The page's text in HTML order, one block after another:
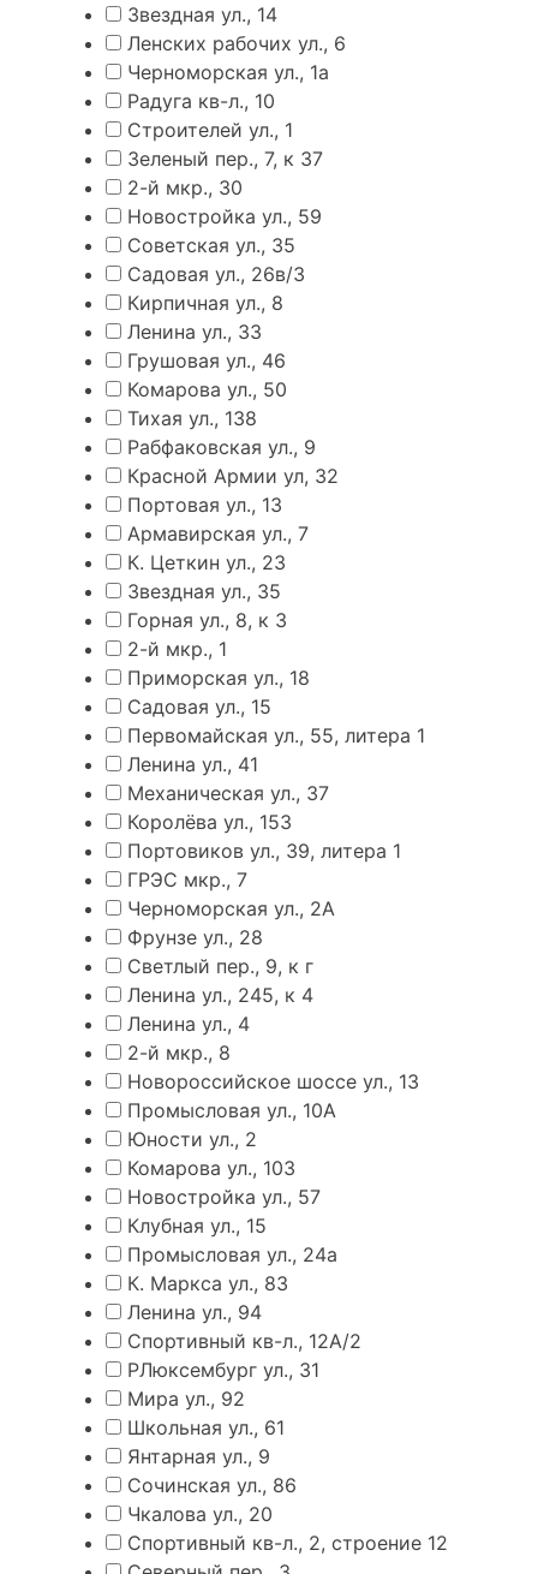
Звездная ул., 14
Ленских рабочих ул., 6
Черноморская ул., 1а
Радуга кв-л., 10
Строителей ул., 1
Зеленый пер., 7, к 37
2-й мкр., 30
Новостройка ул., 59
Советская ул., 35
Садовая ул., 26в/3
Кирпичная ул., 8
Ленина ул., 33
Грушовая ул., 46
Комарова ул., 50
Тихая ул., 138
Рабфаковская ул., 9
Красной Армии ул, 32
Портовая ул., 13
Армавирская ул., 7
К. Цеткин ул., 23
Звездная ул., 35
Горная ул., 8, к 3
2-й мкр., 1
Приморская ул., 18
Садовая ул., 15
Первомайская ул., 55, литера 1
Ленина ул., 41
Механическая ул., 37
Королёва ул., 153
Портовиков ул., 39, литера 1
ГРЭС мкр., 7
Черноморская ул., 2А
Фрунзе ул., 28
Светлый пер., 9, к г
Ленина ул., 245, к 4
Ленина ул., 4
2-й мкр., 8
Новороссийское шоссе ул., 13
Промысловая ул., 10А
Юности ул., 2
Комарова ул., 103
Новостройка ул., 57
Клубная ул., 15
Промысловая ул., 24а
К. Маркса ул., 83
Ленина ул., 94
Спортивный кв-л., 12А/2
РЛюксембург ул., 31
Мира ул., 92
Школьная ул., 61
Янтарная ул., 9
Сочинская ул., 86
Чкалова ул., 20
Спортивный кв-л., 2, строение 12